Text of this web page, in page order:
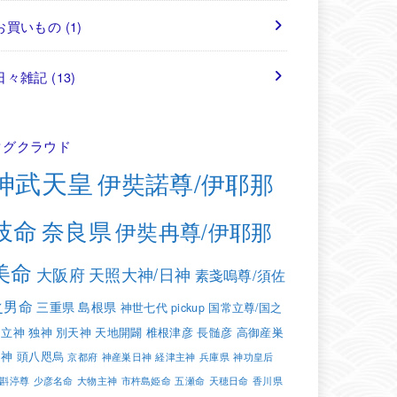
買いもの (1)
々雑記 (13)
クラウド
武天皇 伊奘諾尊/伊耶那
命奈良県伊奘冉尊/伊耶那
命 大阪府天照大神/日神 素戔嗚尊/須佐
命 三重県 島根県 神世七代 pickup 国常立尊/国之
神 独神 別天神 天地開闢 椎根津彦 長髄彦 高御産巣
頭八咫烏 京都府 神産巣日神 経津主神 兵庫県 神功皇后
渟尊 少彦名命 大物主神 市杵島姫命 五瀬命 天穂日命 香川県